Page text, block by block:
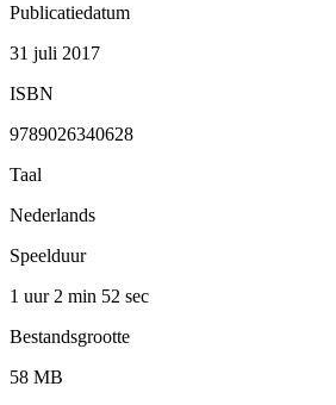
Publicatiedatum
31 juli 2017
ISBN
9789026340628
Taal
Nederlands
Speelduur
1 uur 2 min 52 sec
Bestandsgrootte
58 MB